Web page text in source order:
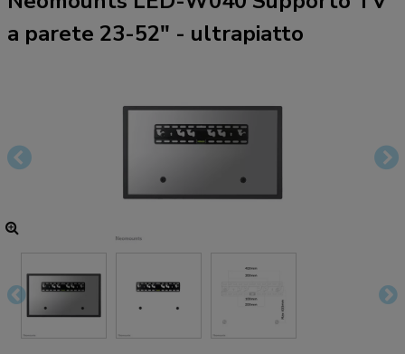
a parete 23-52" - ultrapiatto